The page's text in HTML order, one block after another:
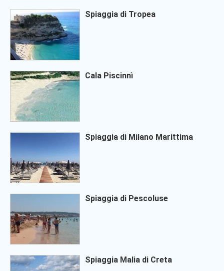
Spiaggia di Tropea
Cala Piscinnì
Spiaggia di Milano Marittima
Spiaggia di Pescoluse
Spiaggia Malia di Creta